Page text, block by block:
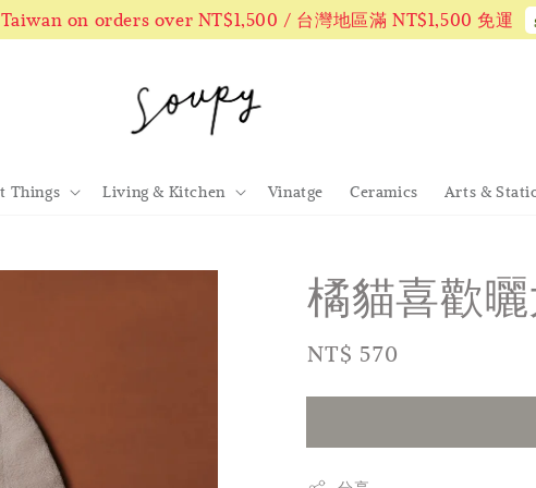
on orders over NT$1,500 / 台灣地區滿 NT$1,500 免運
Things Living & Kitchen Vinatge Ceramics Arts &
橘貓喜歡
Regular
NT$ 570